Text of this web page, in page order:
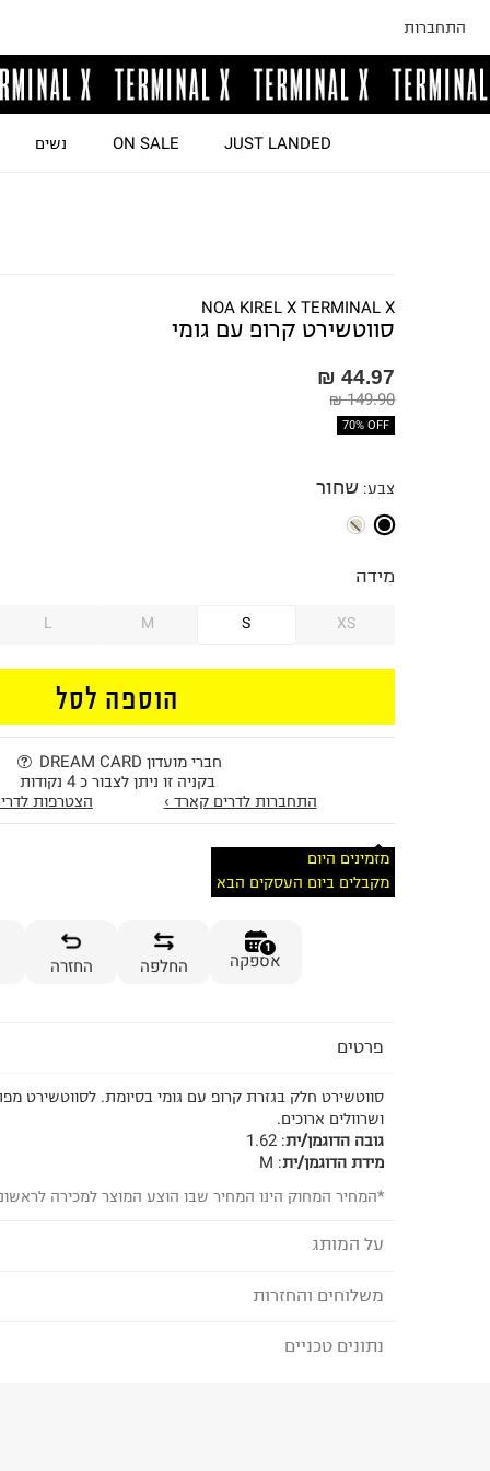
התחברות
JUST LANDED
ON SALE נשים
NOA KIREL X TERMINAL X
סווטשירט קרופ עם גומי
44.97 ₪
149.90 ₪
70% OFF
צבע: שחור
מידה
XS
S
M
L
הוספה לסל
חברי מועדון DREAM CARD
בקניה זו ניתן לצבור כ 4 נקודות
התחברות לדרים קארד ›
הצטרפות
מזמינים היום
מקבלים ביום העסקים הבא
1
אספקה החלפה החזרה
פרטים
סווטשירט חלק בגזרת קרופ עם גומי בסיומת. לסווטשירט
ושרוולים ארוכים.
גובה הדוגמן/ית:
1.62
מידת הדוגמן/ית:
M
*המחיר המחוק הינו המחיר שבו הוצע המוצר למכירה
על המותג
NOA KIREL X TERMINAL X - נועה קירל X טרמינל x
משלוחים והחזרות
לבחירת בשיטת המשלוח המתאימה לכם,
נתונים טכניים